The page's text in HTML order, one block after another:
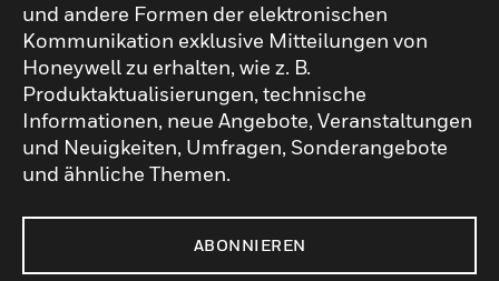
und andere Formen der elektronischen
Kommunikation exklusive Mitteilungen von
Honeywell zu erhalten, wie z. B.
Produktaktualisierungen, technische
Informationen, neue Angebote, Veranstaltungen
und Neuigkeiten, Umfragen, Sonderangebote
und ähnliche Themen.
ABONNIEREN